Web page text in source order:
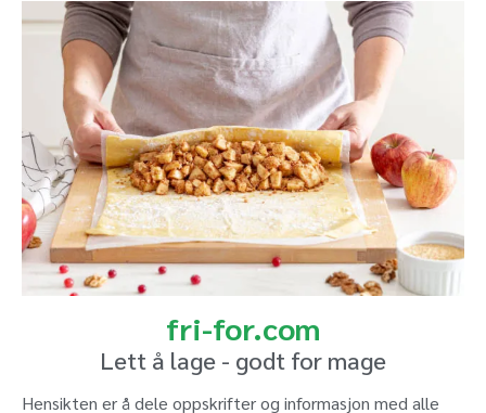
fri-for.com
Lett å lage - godt for mage
Hensikten er å dele oppskrifter og informasjon med alle